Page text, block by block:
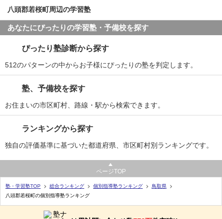
八頭郡若桜町周辺の学習塾
あなたにぴったりの学習塾・予備校を探す
ぴったり塾診断から探す
512のパターンの中からお子様にぴったりの塾を判定します。
塾、予備校を探す
お住まいの市区町村、路線・駅から検索できます。
ランキングから探す
独自の評価基準に基づいた都道府県、市区町村別ランキングです。
ページTOP
塾・学習塾TOP 総合ランキング 個別指導塾ランキング
鳥取県
八頭郡若桜町の個別指導塾ランキング